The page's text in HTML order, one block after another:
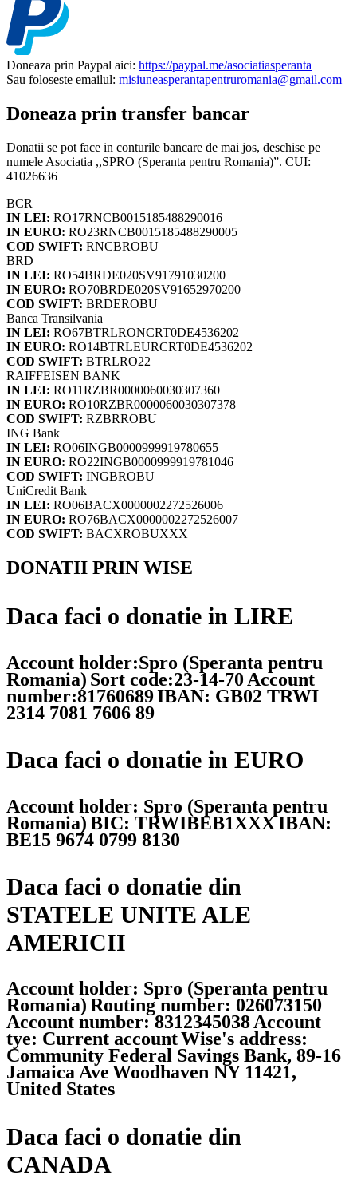
Doneaza prin Paypal aici: https://paypal.me/asociatiasperanta
Sau foloseste emailul: misiuneasperantapentruromania@gmail.com
Doneaza prin transfer bancar
Donatii se pot face in conturile bancare de mai jos, deschise pe
numele Asociatia ,,SPRO (Speranta pentru Romania)”. CUI:
41026636
BCR
IN LEI: RO17RNCB0015185488290016
IN EURO: RO23RNCB0015185488290005
COD SWIFT: RNCBROBU
BRD
IN LEI: RO54BRDE020SV91791030200
IN EURO: RO70BRDE020SV91652970200
COD SWIFT: BRDEROBU
Banca Transilvania
IN LEI: RO67BTRLRONCRT0DE4536202
IN EURO: RO14BTRLEURCRT0DE4536202
COD SWIFT: BTRLRO22
RAIFFEISEN BANK
IN LEI: RO11RZBR0000060030307360
IN EURO: RO10RZBR0000060030307378
COD SWIFT: RZBRROBU
ING Bank
IN LEI: RO06INGB0000999919780655
IN EURO: RO22INGB0000999919781046
COD SWIFT: INGBROBU
UniCredit Bank
IN LEI: RO06BACX0000002272526006
IN EURO: RO76BACX0000002272526007
COD SWIFT: BACXROBUXXX
DONATII PRIN WISE
Daca faci o donatie in LIRE
Account holder:Spro (Speranta pentru
Romania) Sort code:23-14-70 Account
number:81760689IBAN: GB02 TRWI
2314 7081 7606 89
Daca faci o donatie in EURO
Account holder: Spro (Speranta pentru
Romania)BIC: TRWIBEB1XXXIBAN:
BE15 9674 0799 8130
Daca faci o donatie din
STATELE UNITE ALE
AMERICII
Account holder: Spro (Speranta pentru
Romania)Routing number: 026073150
Account number: 8312345038Account
tye: Current accountWise's address:
Community Federal Savings Bank, 89-16
Jamaica AveWoodhaven NY 11421,
United States
Daca faci o donatie din
CANADA